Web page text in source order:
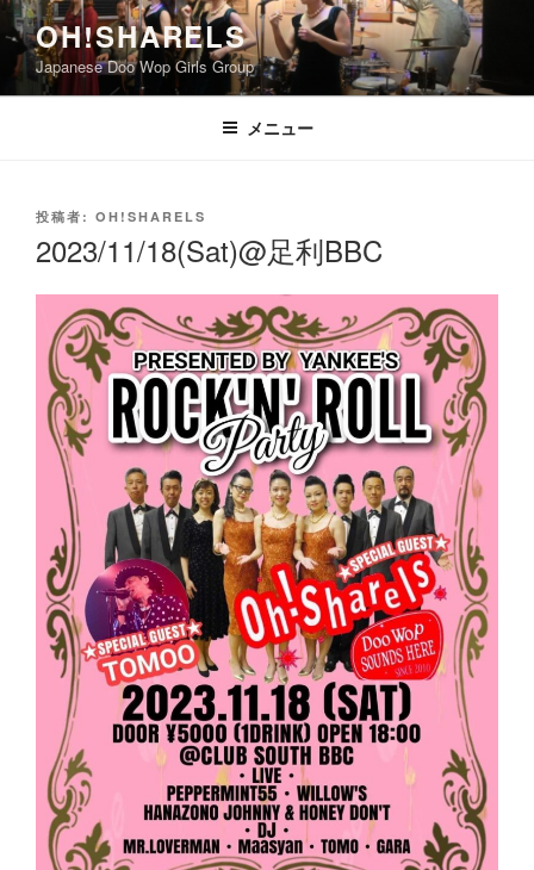
コ
ン
テ
ン
OH!SHARELS
Japanese Doo Wop Girls Group
メニュー
投
日:
投稿者: OH!SHARELS
2023/11/18(Sat)@足利BBC